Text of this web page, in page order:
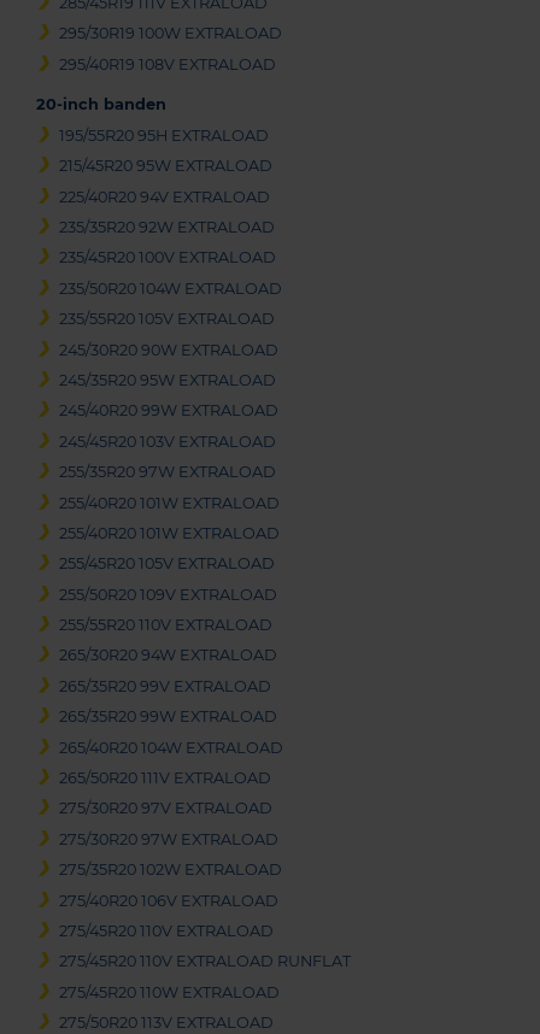
295/30R19 100W EXTRALOAD
295/40R19 108V EXTRALOAD
20-inch banden
195/55R20 95H EXTRALOAD
215/45R20 95W EXTRALOAD
225/40R20 94V EXTRALOAD
235/35R20 92W EXTRALOAD
235/45R20 100V EXTRALOAD
235/50R20 104W EXTRALOAD
235/55R20 105V EXTRALOAD
245/30R20 90W EXTRALOAD
245/35R20 95W EXTRALOAD
245/40R20 99W EXTRALOAD
245/45R20 103V EXTRALOAD
255/35R20 97W EXTRALOAD
255/40R20 101W EXTRALOAD
255/40R20 101W EXTRALOAD
255/45R20 105V EXTRALOAD
255/50R20 109V EXTRALOAD
255/55R20 110V EXTRALOAD
265/30R20 94W EXTRALOAD
265/35R20 99V EXTRALOAD
265/35R20 99W EXTRALOAD
265/40R20 104W EXTRALOAD
265/50R20 111V EXTRALOAD
275/30R20 97V EXTRALOAD
275/30R20 97W EXTRALOAD
275/35R20 102W EXTRALOAD
275/40R20 106V EXTRALOAD
275/45R20 110V EXTRALOAD
275/45R20 110V EXTRALOAD RUNFLAT
275/45R20 110W EXTRALOAD
275/50R20 113V EXTRALOAD